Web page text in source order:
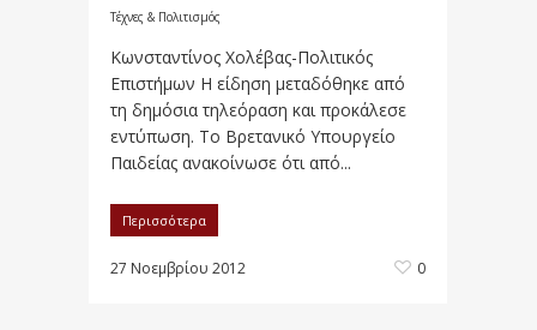
Τέχνες & Πολιτισμός
Κωνσταντίνος Χολέβας-Πολιτικός
Επιστήμων Η είδηση μεταδόθηκε από
τη δημόσια τηλεόραση και προκάλεσε
εντύπωση. Το Βρετανικό Υπουργείο
Παιδείας ανακοίνωσε ότι από...
Περισσότερα
27 Νοεμβρίου 2012 0